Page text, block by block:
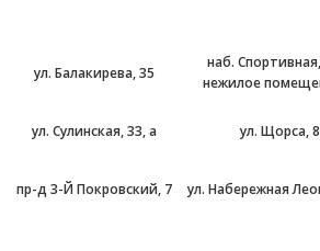
ул. Балакирева, 35
наб.
нежилое
ул. Сулинская, 33, а ул. Щорса, 8
пр-д 3-Й Покровский, 7 ул. Набережная